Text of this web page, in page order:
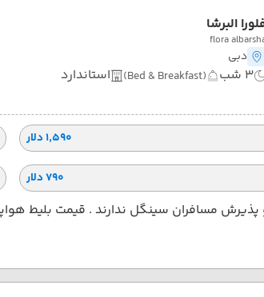
البرشا
flora
دبی
3 شب (Bed & Breakfast) استاندارد
۱٬۵۹۰ دلار
۷۹۰ دلار
مسافران سینگل ندارند . قیمت بلیط